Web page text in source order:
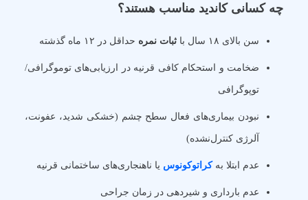
چه کسانی کاندید مناسب هستند؟
سن بالای ۱۸ سال با ثبات نمره حداقل در ۱۲ ماه گذشته
ضخامت و استحکام کافی قرنیه در ارزیابی‌های توموگرافی/
توپوگرافی
نبودن بیماری‌های فعال سطح چشم (خشکی شدید، عفونت،
آلرژی کنترل‌نشده)
عدم ابتلا بهکراتوکونوس یا ناهنجاری‌های ساختمانی قرنیه
عدم بارداری و شیردهی در زمان جراحی